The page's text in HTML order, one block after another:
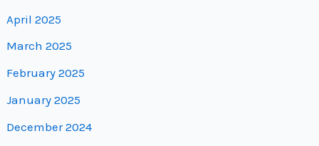
April 2025
March 2025
February 2025
January 2025
December 2024